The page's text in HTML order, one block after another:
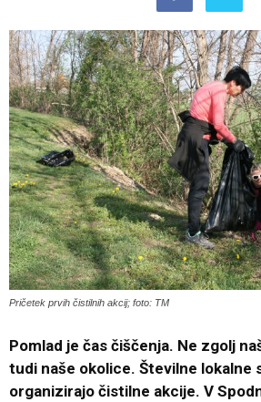
Pričetek prvih čistilnih akcij; foto: TM
Pomlad je čas čiščenja. Ne zgolj
tudi naše okolice. Številne lokalne
organizirajo čistilne akcije. V